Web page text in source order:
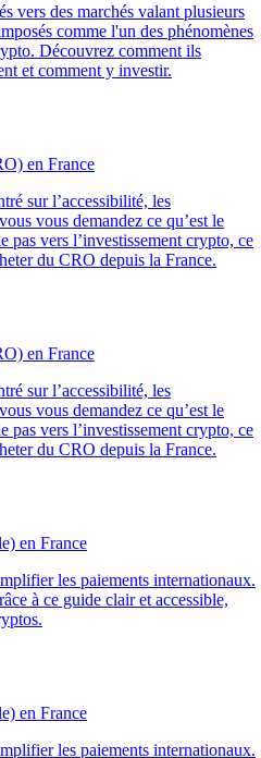
vers des marchés valant plusieurs
comme l'un des phénomènes
Découvrez comment ils
et comment y investir.
en France
sur l’accessibilité, les
vous demandez ce qu’est le
vers l’investissement crypto, ce
du CRO depuis la France.
en France
sur l’accessibilité, les
vous demandez ce qu’est le
vers l’investissement crypto, ce
du CRO depuis la France.
en France
les paiements internationaux.
à ce guide clair et accessible,
en France
les paiements internationaux.